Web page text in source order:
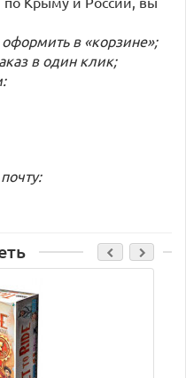
в «корзине»;
в один клик;